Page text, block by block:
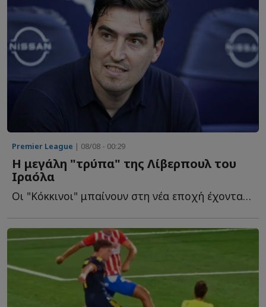
Premier League | 08/08 - 00:29
Η μεγάλη "τρύπα" της Λίβερπουλ του
Ιραόλα
Οι "Κόκκινοι" μπαίνουν στη νέα εποχή έχοντας ένα σοβαρό τ...